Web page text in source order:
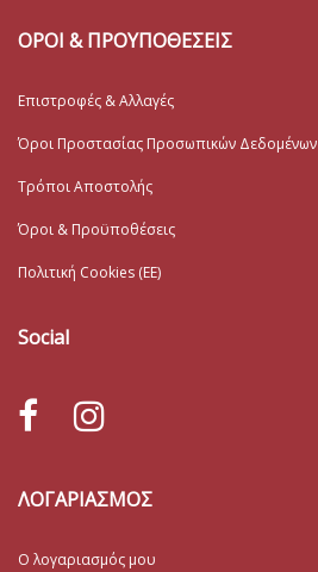
ΟΡΟΙ & ΠΡΟΥΠΟΘΕΣΕΙΣ
Επιστροφές & Αλλαγές
Όροι Προστασίας Προσωπικών Δεδομένων
Τρόποι Αποστολής
Όροι & Προϋποθέσεις
Πολιτική Cookies (ΕΕ)
Social
ΛΟΓΑΡΙΑΣΜΟΣ
Ο λογαριασμός μου